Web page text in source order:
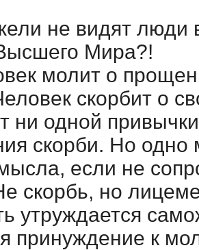
не видят люди
Мира?!
молит о
скорбит о
ни одной
скорби. Но
если не
скорбь, но
утруждается
принуждение к